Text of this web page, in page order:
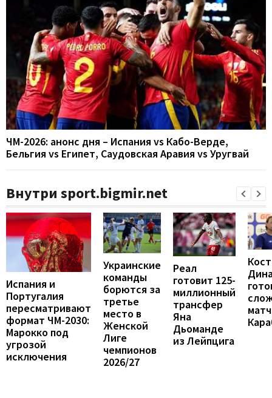
ЧМ-2026: анонс дня – Испания vs Кабо-Верде,
Бельгия vs Египет, Саудовская Аравия vs Уругвай
Внутри sport.bigmir.net
Испания и
Португалия
пересматривают
формат ЧМ-2030:
Марокко под
угрозой
исключения
Украинские
команды
борются за
третье
место в
Женской
Лиге
чемпионов
2026/27
Реал
готовит 125-
миллионный
трансфер
Яна
Дьоманде
из Лейпцига